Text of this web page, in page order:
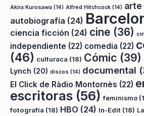
Akira Kurosawa (14) Alfred Hitchcock (14) arte
autobiografía (24)
ciencia ficción (24) cine (36)
independiente (22) comedia (22)
(46) culturaca (18) Cómic (39)
Lynch (20) discos (14) documental
El Click de Ràdio Montornès (22)
escritoras (56) feminismo
fotografía (18) HBO (24) In-Edit (18)